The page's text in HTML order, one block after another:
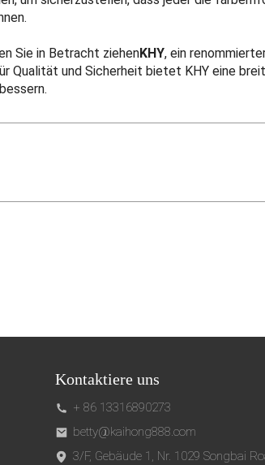
Sie in Betracht ziehenKHY, ein
Qualität und Sicherheit bietet KHY eine
Kontaktiere uns
+ 86 13316890273
betty@kaihong888.com
3/F, Gebäude 1, Nr. 1029 Songbai